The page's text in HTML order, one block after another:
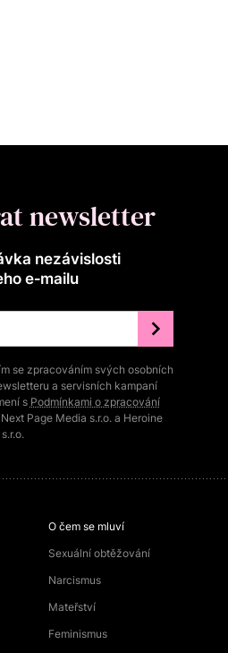
newsletter
nezávislosti
e‑mailu
se zpracováním svých osobních
a servisních kampaní
s Podmínkami o zpracování
Page Media s.r.o. a Heroine
s.r.o.
O čem se mluví
Sexuální obtěžování
Narcismus
Mateřství
Feminismus